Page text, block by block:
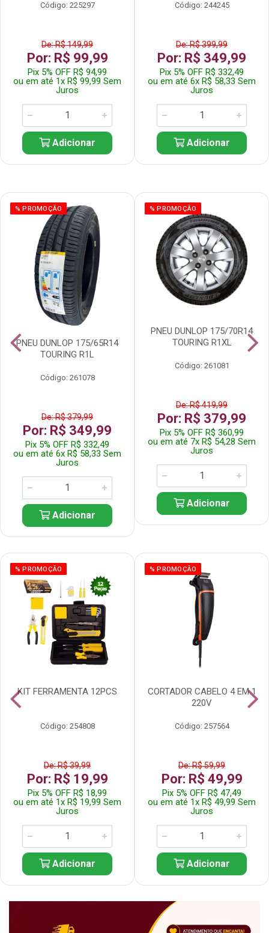
Código: 225297
De: R$ 149,99
Por: R$ 99,99
Pix 5% OFF R$ 94,99
ou em até 1x R$ 99,99 Sem
Juros
Adicionar
Código: 244245
De: R$ 399,99
Por: R$ 349,99
Pix 5% OFF R$ 332,49
ou em até 6x R$ 58,33 Sem
Juros
Adicionar
% PROMOÇÃO
PNEU DUNLOP 175/65R14
TOURING R1L
Código: 261078
De: R$ 379,99
Por: R$ 349,99
Pix 5% OFF R$ 332,49
ou em até 6x R$ 58,33 Sem
Juros
Adicionar
% PROMOÇÃO
PNEU DUNLOP 175/70R14
TOURING R1XL
Código: 261081
De: R$ 419,99
Por: R$ 379,99
Pix 5% OFF R$ 360,99
ou em até 7x R$ 54,28 Sem
Juros
Adicionar
% PROMOÇÃO
KIT FERRAMENTA 12PCS
Código: 254808
De: R$ 39,99
Por: R$ 19,99
Pix 5% OFF R$ 18,99
ou em até 1x R$ 19,99 Sem
Juros
Adicionar
% PROMOÇÃO
CORTADOR CABELO 4 EM 1
220V
Código: 257564
De: R$ 59,99
Por: R$ 49,99
Pix 5% OFF R$ 47,49
ou em até 1x R$ 49,99 Sem
Juros
Adicionar